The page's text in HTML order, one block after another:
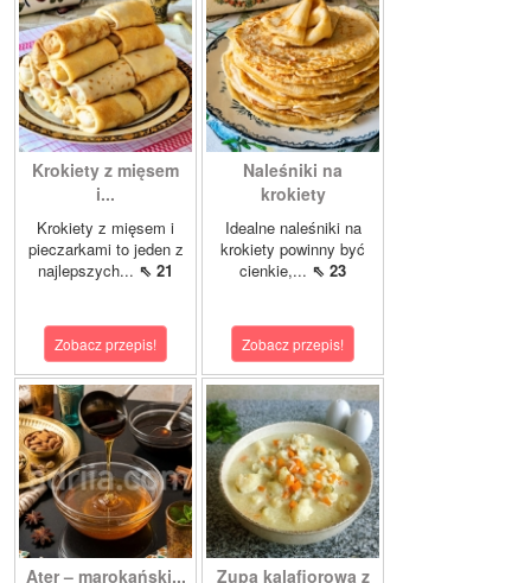
Krokiety z mięsem
i...
Krokiety z mięsem i
pieczarkami to jeden z
najlepszych... ⇖ 21
Zobacz przepis!
Naleśniki na
krokiety
Idealne naleśniki na
krokiety powinny być
cienkie,... ⇖ 23
Zobacz przepis!
Ater – marokański... Zupa kalafiorowa z